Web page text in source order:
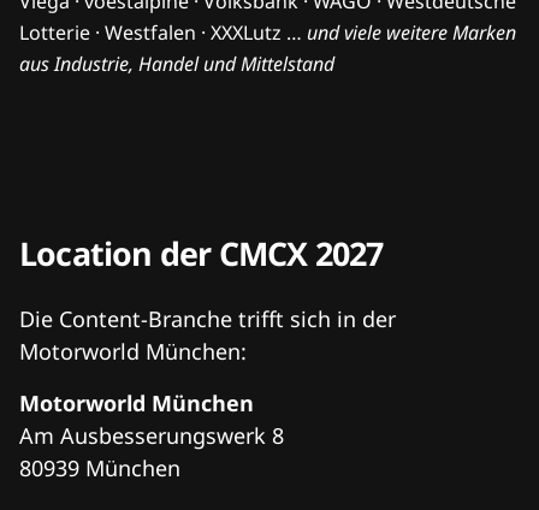
Lotterie · Westfalen · XXXLutz … und viele weitere Marken
aus Industrie, Handel und Mittelstand
Location der CMCX 2027
Die Content-Branche trifft sich in der
Motorworld München:
Motorworld München
Am Ausbesserungswerk 8
80939 München